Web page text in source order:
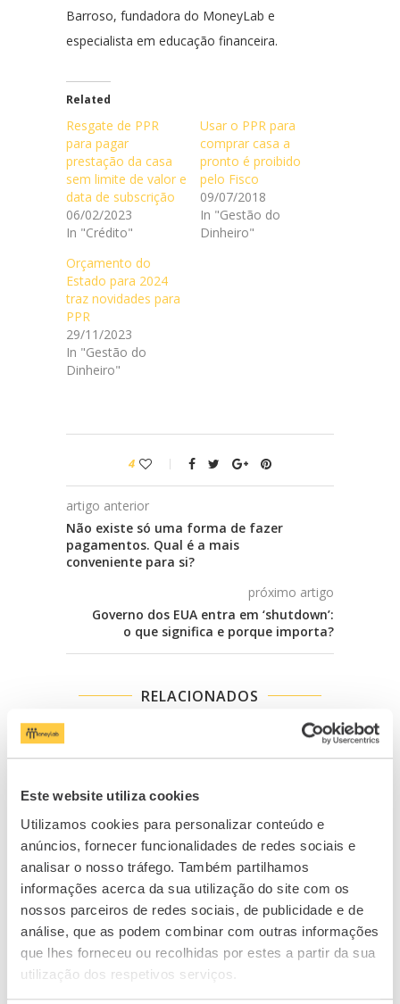
Este website utiliza cookies
Utilizamos cookies para personalizar conteúdo e
anúncios, fornecer funcionalidades de redes sociais e
analisar o nosso tráfego. Também partilhamos
informações acerca da sua utilização do site com os
nossos parceiros de redes sociais, de publicidade e de
análise, que as podem combinar com outras informações
que lhes forneceu ou recolhidas por estes a partir da sua
utilização dos respetivos serviços.
Barroso, fundadora do MoneyLab e
especialista em educação financeira.
Related
Resgate de PPR
para pagar
prestação da casa
sem limite de valor e
data de subscrição
06/02/2023
In "Crédito"
Usar o PPR para
comprar casa a
pronto é proibido
pelo Fisco
09/07/2018
In "Gestão do
Dinheiro"
Orçamento do
Estado para 2024
traz novidades para
PPR
29/11/2023
In "Gestão do
Dinheiro"
4
artigo anterior
Não existe só uma forma de fazer
pagamentos. Qual é a mais
conveniente para si?
próximo artigo
Governo dos EUA entra em ‘shutdown’:
o que significa e porque importa?
RELACIONADOS
Bancos dão informação errada sobre
Crédito à...